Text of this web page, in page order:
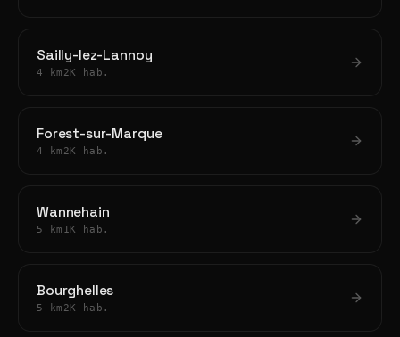
Sailly-lez-Lannoy
4 km 2K hab.
Forest-sur-Marque
4 km 2K hab.
Wannehain
5 km 1K hab.
Bourghelles
5 km 2K hab.